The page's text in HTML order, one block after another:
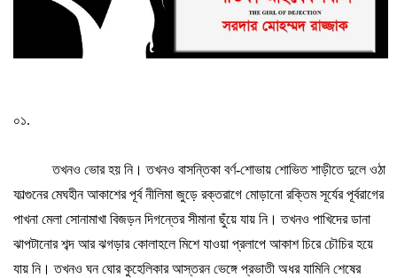
০১.
তখনও ভোর হয় নি। তখনও বাসন্তিকা বর্ণ-শোভায় শোভিত শাড়ীতে দুলে ওঠা
ফাল্গুনের মেঘহীন আকাশের পূর্ব নীলিমা জুড়ে রক্তরাগে মোড়ানো রক্তিম সূর্যের পূর্বরাগের
পাখনা মেলা সোনামাখা বিজড়ন দিগন্তের সীমানা ছুঁয়ে যায় নি। তখনও পাখিদের ডানা
ঝাপটানোর শব্দ আর ঝগড়ার কোলাহলে মিশে যাওয়া প্রলাপে আকাশ চিরে চৌচির হয়ে
যায় নি। তখনও ঘন ঘোর কুহেলিকার আস্তরন ভেঙ্গে প্রভাতী অধর যামিনি শেষের